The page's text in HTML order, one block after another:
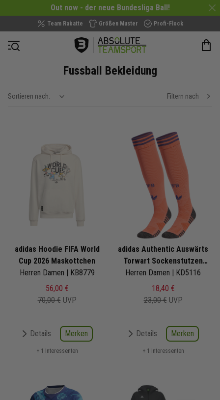
Out now - der neue Bundesliga Ball!
Team Rabatte Größen Muster Profi-Flock
Navigation öffnen
Fussball Bekleidung
Sortieren nach: show filteroptions Filtern nach
adidas Hoodie FIFA World
Cup 2026 Maskottchen
Herren Damen | KB8779
56,00 €
70,00 € UVP
Details Merken
+ 1 Interessenten
adidas Authentic Auswärts
Torwart Sockenstutzen
DFB WM 2026
Herren Damen | KD5116
18,40 €
23,00 € UVP
Details Merken
+ 1 Interessenten